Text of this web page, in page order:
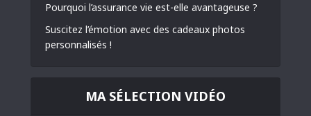
Pourquoi l’assurance vie est-elle avantageuse ?
Suscitez l’émotion avec des cadeaux photos
personnalisés !
MA SÉLECTION VIDÉO